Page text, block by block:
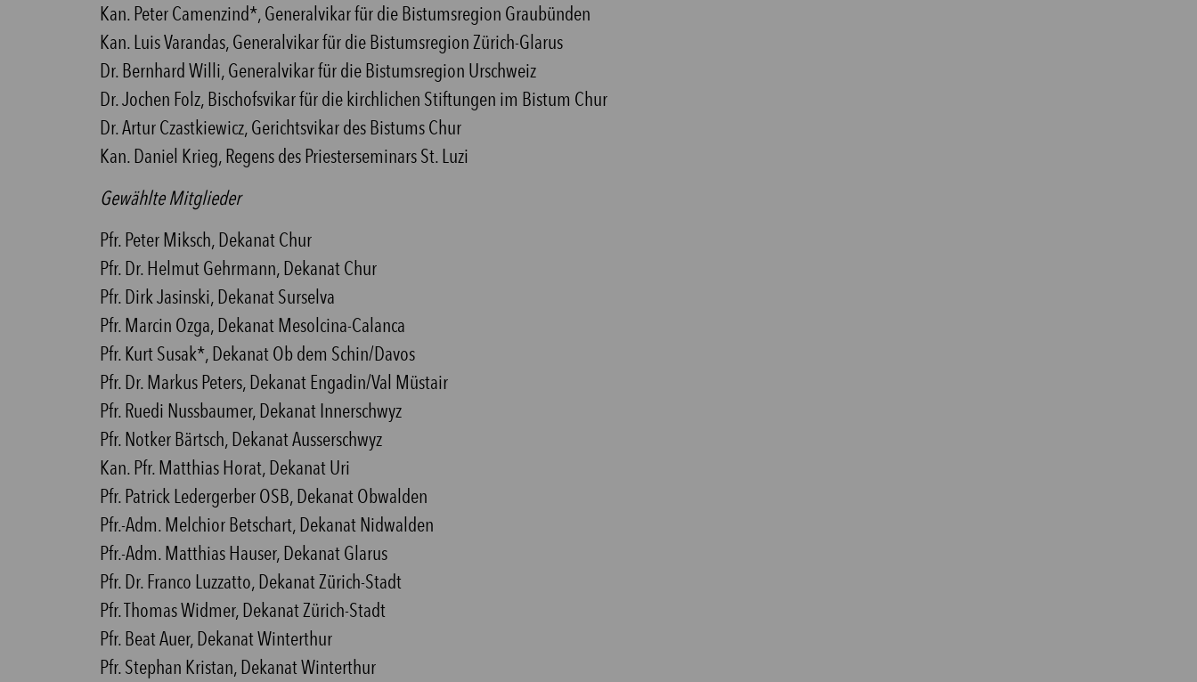
Kan. Peter Camenzind*, Generalvikar für die Bistumsregion Graubünden
Kan. Luis Varandas, Generalvikar für die Bistumsregion Zürich-Glarus
Dr. Bernhard Willi, Generalvikar für die Bistumsregion Urschweiz
Dr. Jochen Folz, Bischofsvikar für die kirchlichen Stiftungen im Bistum Chur
Dr. Artur Czastkiewicz, Gerichtsvikar des Bistums Chur
Kan. Daniel Krieg, Regens des Priesterseminars St. Luzi
Gewählte Mitglieder
Pfr. Peter Miksch, Dekanat Chur
Pfr. Dr. Helmut Gehrmann, Dekanat Chur
Pfr. Dirk Jasinski, Dekanat Surselva
Pfr. Marcin Ozga, Dekanat Mesolcina-Calanca
Pfr. Kurt Susak*, Dekanat Ob dem Schin/Davos
Pfr. Dr. Markus Peters, Dekanat Engadin/Val Müstair
Pfr. Ruedi Nussbaumer, Dekanat Innerschwyz
Pfr. Notker Bärtsch, Dekanat Ausserschwyz
Kan. Pfr. Matthias Horat, Dekanat Uri
Pfr. Patrick Ledergerber OSB, Dekanat Obwalden
Pfr.-Adm. Melchior Betschart, Dekanat Nidwalden
Pfr.-Adm. Matthias Hauser, Dekanat Glarus
Pfr. Dr. Franco Luzzatto, Dekanat Zürich-Stadt
Pfr. Thomas Widmer, Dekanat Zürich-Stadt
Pfr. Beat Auer, Dekanat Winterthur
Pfr. Stephan Kristan, Dekanat Winterthur